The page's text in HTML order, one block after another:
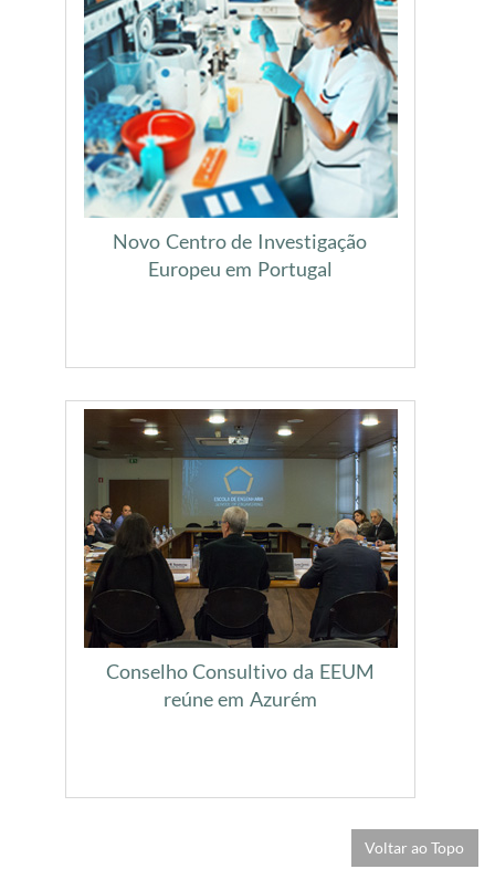
Novo Centro de Investigação
Europeu em Portugal
Conselho Consultivo da EEUM
reúne em Azurém
Voltar ao Topo